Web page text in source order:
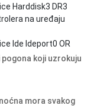
Harddisk3 DR3
na uređaju
Ide Ideport0 OR
koji uzrokuju
mora svakog